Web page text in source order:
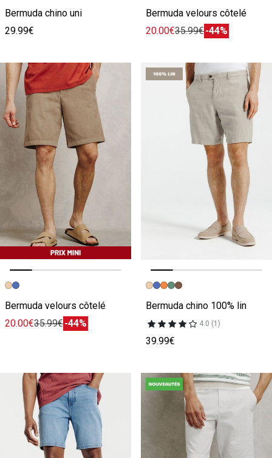
Bermuda chino uni
29.99€
Bermuda velours côtelé
20.00€35.99€-44%
Image précédente
Image suivante
Bermuda velours côtelé
20.00€35.99€-44%
Image précédente
Image suivante
Bermuda chino 100% lin
4.0 (1)
39.99€